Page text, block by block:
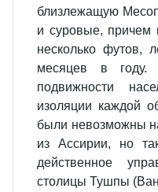
близлежащую
и суровые, причем
несколько футов,
месяцев в
подвижности
изоляции каждой
были невозможны
из Ассирии, но
действенное
столицы Тушпы